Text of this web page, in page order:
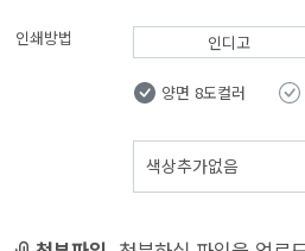
인쇄방법 인디고
양면 8도컬러